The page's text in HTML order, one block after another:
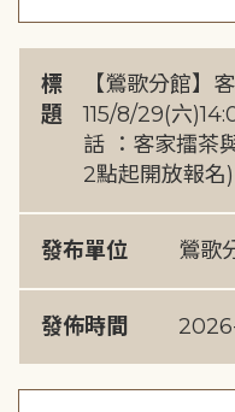
標
題
【鶯歌分館】
115/8/29(六
話 ：客家擂茶
2點起開放報名)
發布單位 鶯歌
發佈時間